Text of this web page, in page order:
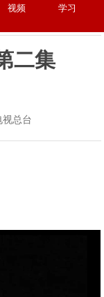
视频
学习
二集
视总台